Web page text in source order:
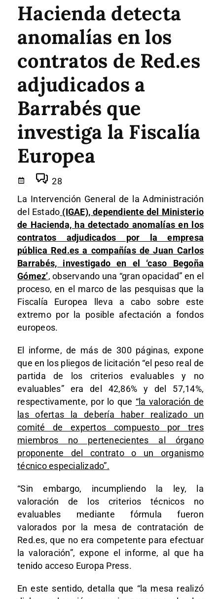
Hacienda detecta
anomalías en los
contratos de Red.es
adjudicados a
Barrabés que
investiga la Fiscalía
Europea
28
La Intervención General de la Administración
del Estado (IGAE), dependiente del Ministerio
de Hacienda, ha detectado anomalías en los
contratos adjudicados por la empresa
pública Red.es a compañías de Juan Carlos
Barrabés, investigado en el ‘caso Begoña
Gómez’, observando una “gran opacidad” en el
proceso, en el marco de las pesquisas que la
Fiscalía Europea lleva a cabo sobre este
extremo por la posible afectación a fondos
europeos.
El informe, de más de 300 páginas, expone
que en los pliegos de licitación “el peso real de
partida de los criterios evaluables y no
evaluables” era del 42,86% y del 57,14%,
respectivamente, por lo que “la valoración de
las ofertas la debería haber realizado un
comité de expertos compuesto por tres
miembros no pertenecientes al órgano
proponente del contrato o un organismo
técnico especializado”.
“Sin embargo, incumpliendo la ley, la
valoración de los criterios técnicos no
evaluables mediante fórmula fueron
valorados por la mesa de contratación de
Red.es, que no era competente para efectuar
la valoración”, expone el informe, al que ha
tenido acceso Europa Press.
En este sentido, detalla que “la mesa realizó